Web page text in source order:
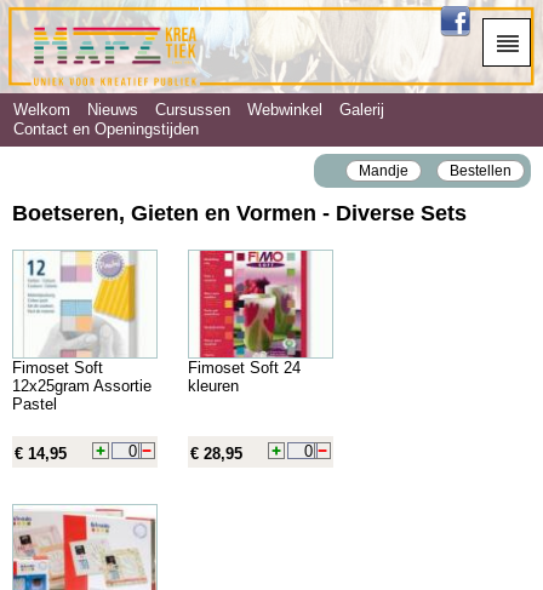
Welkom Nieuws Cursussen Webwinkel
Galerij
Contact en Openingstijden
Mandje Bestellen
Boetseren, Gieten en Vormen - Diverse Sets
Fimoset Soft
12x25gram Assortie
Pastel
€ 14,95
Fimoset Soft 24
kleuren
€ 28,95